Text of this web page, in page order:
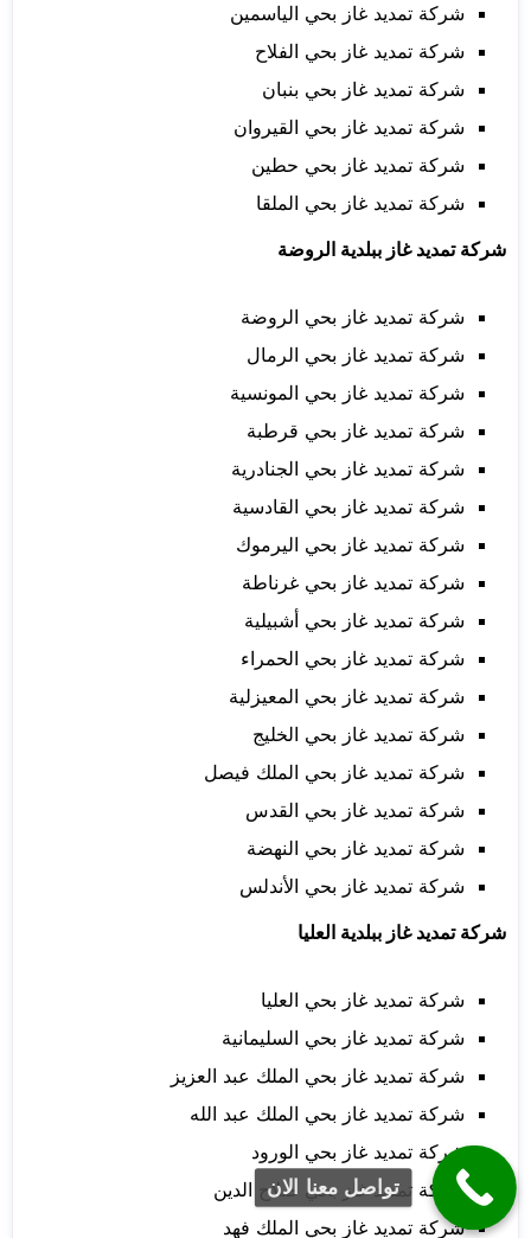
شركة تمديد غاز بحي الياسمين
شركة تمديد غاز بحي الفلاح
شركة تمديد غاز بحي بنبان
شركة تمديد غاز بحي القيروان
شركة تمديد غاز بحي حطين
شركة تمديد غاز بحي الملقا
شركة تمديد غاز ببلدية الروضة
شركة تمديد غاز بحي الروضة
شركة تمديد غاز بحي الرمال
شركة تمديد غاز بحي المونسية
شركة تمديد غاز بحي قرطبة
شركة تمديد غاز بحي الجنادرية
شركة تمديد غاز بحي القادسية
شركة تمديد غاز بحي اليرموك
شركة تمديد غاز بحي غرناطة
شركة تمديد غاز بحي أشبيلية
شركة تمديد غاز بحي الحمراء
شركة تمديد غاز بحي المعيزلية
شركة تمديد غاز بحي الخليج
شركة تمديد غاز بحي الملك فيصل
شركة تمديد غاز بحي القدس
شركة تمديد غاز بحي النهضة
شركة تمديد غاز بحي الأندلس
شركة تمديد غاز ببلدية العليا
شركة تمديد غاز بحي العليا
شركة تمديد غاز بحي السليمانية
شركة تمديد غاز بحي الملك عبد العزيز
شركة تمديد غاز بحي الملك عبد الله
شركة تمديد غاز بحي الورود
شركة تمديد غاز بحي صلاح الدين
شركة تمديد غاز بحي الملك فهد
تواصل معنا الان